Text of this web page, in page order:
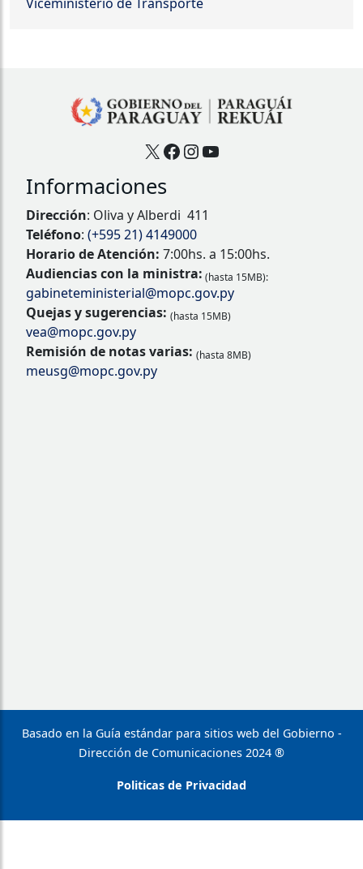
X Facebook
Instagram
YouTube
Informaciones
Dirección: Oliva y Alberdi 411
Teléfono: (+595 21) 4149000
Horario de Atención: 7:00hs. a 15:00hs.
Audiencias con la ministra: (hasta 15MB):
gabineteministerial@mopc.gov.py
Quejas y sugerencias: (hasta 15MB)
vea@mopc.gov.py
Remisión de notas varias: (hasta 8MB)
meusg@mopc.gov.py
Basado en la Guía estándar para sitios web del Gobierno -
Dirección de Comunicaciones 2024 ®
Politicas de Privacidad